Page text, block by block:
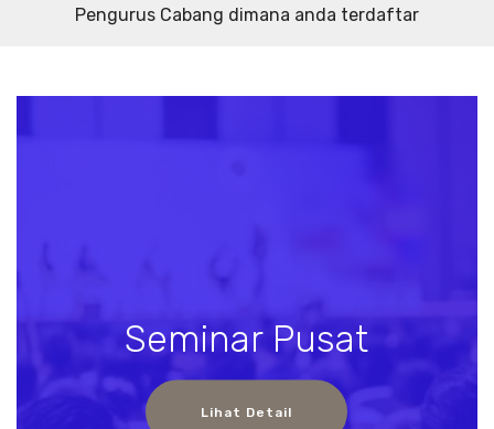
Pengurus Cabang dimana anda terdaftar
Seminar Pusat
Lihat Detail